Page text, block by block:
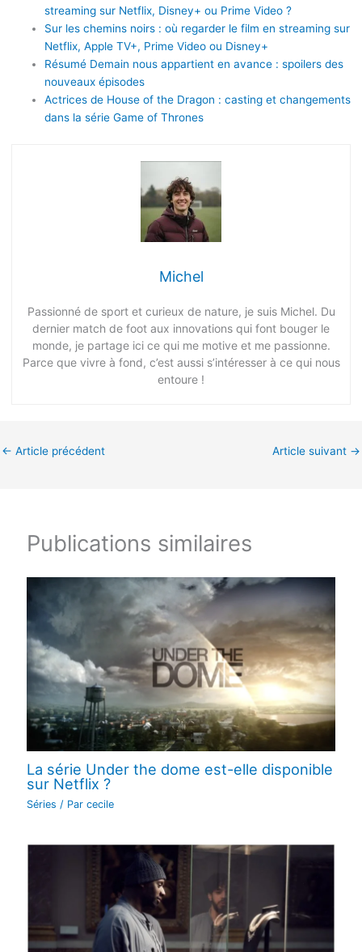
streaming sur Netflix, Disney+ ou Prime Video ?
Sur les chemins noirs : où regarder le film en streaming sur
Netflix, Apple TV+, Prime Video ou Disney+
Résumé Demain nous appartient en avance : spoilers des
nouveaux épisodes
Actrices de House of the Dragon : casting et changements
dans la série Game of Thrones
Michel
Passionné de sport et curieux de nature, je suis Michel. Du
dernier match de foot aux innovations qui font bouger le
monde, je partage ici ce qui me motive et me passionne.
Parce que vivre à fond, c’est aussi s’intéresser à ce qui nous
entoure !
← Article précédent Article suivant →
Publications similaires
La série Under the dome est-elle disponible
sur Netflix ?
Séries / Par cecile